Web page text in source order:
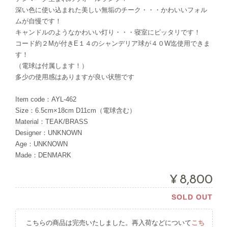
深い色に使い込まれた美しい無垢のチーク・・・かわいいフォル
ムが自慢です！
キャンドルのようなかわいい灯り・・・寝室にピッタリです！
コード約２Mが付きE１４のシャンデリア球が４０W迄使用できま
す！
（電球は付属します！）
多少の使用感はありますが良い状態です
Item code：AYL-462
Size：6.5cm×18cm D11cm（電球含む）
Material：TEAK/BRASS
Designer：UNKNOWN
Age：UNKNOWN
Made：DENMARK
¥8,800
SOLD OUT
こちらの商品は完売いたしました。再入荷などについてこち